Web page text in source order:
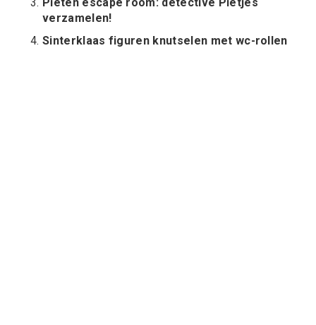
verzamelen!
Sinterklaas figuren knutselen met wc-rollen